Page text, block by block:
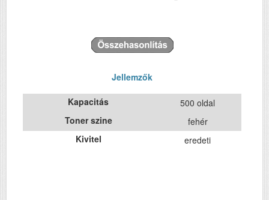
Jellemzők
Kapacitás
500 oldal
Toner szine
fehér
Kivitel
eredeti